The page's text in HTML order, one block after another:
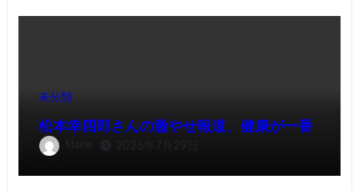
未分類
松本幸四郎さんの激やせ報道、健康が一番
Marie 2026年7月29日